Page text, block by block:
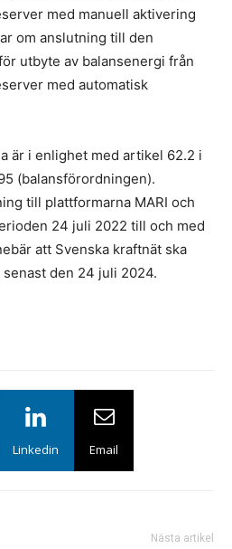
med manuell aktivering
om anslutning till den
utbyte av balansenergi från
med automatisk
är i enlighet med artikel 62.2 i
(balansförordningen).
till plattformarna MARI och
24 juli 2022 till och med
att Svenska kraftnät ska
den 24 juli 2024.
Linkedin Email
Nästa artikel